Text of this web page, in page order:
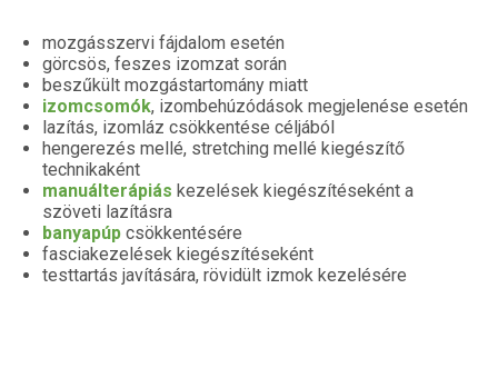
mozgásszervi fájdalom esetén
görcsös, feszes izomzat során
beszűkült mozgástartomány miatt
izomcsomók, izombehúzódások megjelenése esetén
lazítás, izomláz csökkentése céljából
hengerezés mellé, stretching mellé kiegészítő
technikaként
manuálterápiás kezelések kiegészítéseként a
szöveti lazításra
banyapúp csökkentésére
fasciakezelések kiegészítéseként
testtartás javítására, rövidült izmok kezelésére